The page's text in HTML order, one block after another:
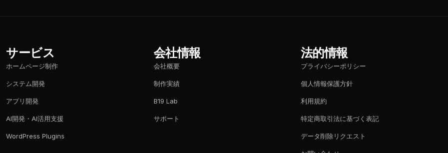
サービス
ホームページ制作
システム開発
アプリ開発
AI開発・AI活用支援
WordPress Plugins
会社情報
会社概要
制作実績
B19 Lab
サポート
法的情報
プライバシーポリシー
個人情報保護方針
利用規約
特定商取引法に基づく表記
データ削除リクエスト